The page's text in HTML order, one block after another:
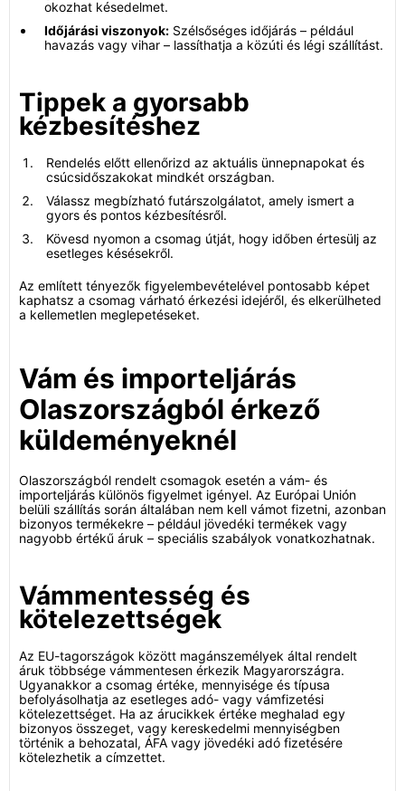
okozhat késedelmet.
Időjárási viszonyok: Szélsőséges időjárás – például
havazás vagy vihar – lassíthatja a közúti és légi szállítást.
Tippek a gyorsabb
kézbesítéshez
Rendelés előtt ellenőrizd az aktuális ünnepnapokat és
csúcsidőszakokat mindkét országban.
Válassz megbízható futárszolgálatot, amely ismert a
gyors és pontos kézbesítésről.
Kövesd nyomon a csomag útját, hogy időben értesülj az
esetleges késésekről.
Az említett tényezők figyelembevételével pontosabb képet
kaphatsz a csomag várható érkezési idejéről, és elkerülheted
a kellemetlen meglepetéseket.
Vám és importeljárás
Olaszországból érkező
küldeményeknél
Olaszországból rendelt csomagok esetén a vám- és
importeljárás különös figyelmet igényel. Az Európai Unión
belüli szállítás során általában nem kell vámot fizetni, azonban
bizonyos termékekre – például jövedéki termékek vagy
nagyobb értékű áruk – speciális szabályok vonatkozhatnak.
Vámmentesség és
kötelezettségek
Az EU-tagországok között magánszemélyek által rendelt
áruk többsége vámmentesen érkezik Magyarországra.
Ugyanakkor a csomag értéke, mennyisége és típusa
befolyásolhatja az esetleges adó- vagy vámfizetési
kötelezettséget. Ha az árucikkek értéke meghalad egy
bizonyos összeget, vagy kereskedelmi mennyiségben
történik a behozatal, ÁFA vagy jövedéki adó fizetésére
kötelezhetik a címzettet.